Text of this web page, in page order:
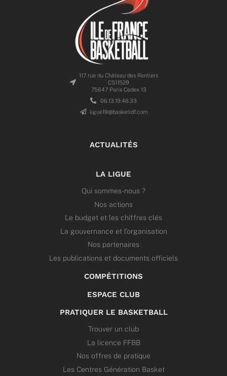
117 rue du Château des Rentiers
CS11529
75647 Paris Cedex 13
06.13.19.46.33
ligue19@basketidf.com
ACTUALITÉS
LA LIGUE
Qui sommes-nous ?
Nos actions
Le budget et les chiffres clés
La gouvernance et l’organisation
Nos partenaires
Les publications et documents officiels
COMPÉTITIONS
ESPACE CLUB
PRATIQUER LE BASKETBALL
Trouver un club
La licence FFBB
Nos offres de pratique
Les Centres Génération Basket